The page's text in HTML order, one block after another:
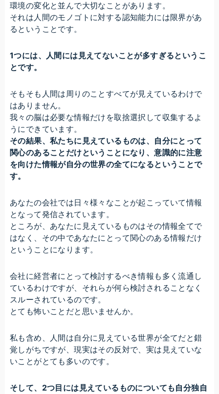
環境の変化と並んで大切なことがあります。
それは人間のモノゴトに対する認知能力には限界があ
るということです。
1つには、人間には見えてないことが多すぎるというこ
とです。
そもそも人間は周りのことすべてが見えているわけで
はありません。
我々の脳は必要な情報だけを取捨選択して収集するよ
うにできています。
その結果、私たちに見えているものは、自分にとって
関心のあることだけということになり、意識的に注意
を向けた情報が自分の世界の全てになるということで
す。
あなたの会社では日々様々なことが起こっていて情報
となって発信されています。
ところが、あなたに見えているものはその情報全てで
はなく、その中であなたにとって関心のある情報だけ
ということになります。
会社に経営者にとって検討するべき情報も多く流通し
ているわけですが、それらが何ら検討されることなく
スルーされているのです。
とても怖いことだと思いませんか。
私も含め、人間は自分に見えている世界が全てだと錯
覚しがちですが、現実はその反対で、実は見えていな
いことがとても多いのです。
そして、2つ目には見えているものについても自分独自